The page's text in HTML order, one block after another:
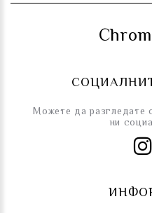
Можете да разгледате
ни